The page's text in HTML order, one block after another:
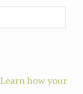
Learn how your